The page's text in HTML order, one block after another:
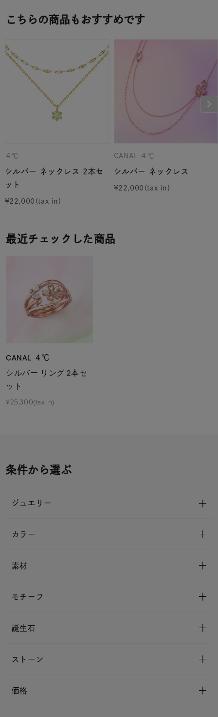
こちらの商品もおすすめです
４℃
シルバー ネックレス 2本セ
ット
¥22,000
CANAL ４℃
シルバー ネックレス
¥22,000
最近チェックした商品
CANAL ４℃
シルバー リング 2本セ
ット
¥25,300(tax in)
条件から選ぶ
ジュエリー
カラー
素材
モチーフ
誕生石
ストーン
価格